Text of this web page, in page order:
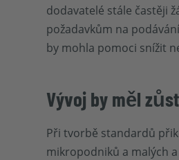
dodavatelé stále častěji
požadavkům na
by mohla pomoci snížit
Vývoj by měl
Při tvorbě standardů
mikropodniků a malých